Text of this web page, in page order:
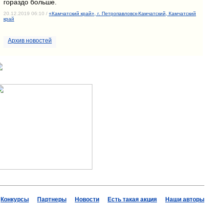
гораздо больше.
20.12.2019 06:10 / «Камчатский край», г. Петропавловск-Камчатский, Камчатский
край
Архив новостей
Конкурсы Партнеры Новости Есть такая акция Наши авторы